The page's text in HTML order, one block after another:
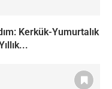
Kerkük-Yumurtalık